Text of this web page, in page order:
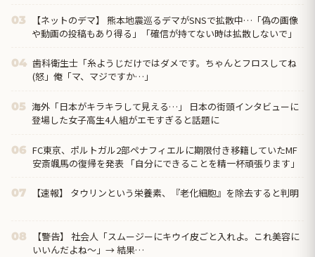
03
【ネットのデマ】 熊本地震巡るデマがSNSで拡散中…「偽の画像
や動画の投稿もあり得る」「確信が持てない時は拡散しないで」
04 歯科衛生士「糸ようじだけではダメです。ちゃんとフロスしてね
(怒」俺「マ、マジですか…」
05 海外「日本がキラキラして見える…」 日本の街頭インタビューに
登場した女子高生4人組がエモすぎると話題に
06 FC東京、ポルトガル2部ペナフィエルに期限付き移籍していたMF
安斎颯馬の復帰を発表 「自分にできることを精一杯頑張ります」
07 【速報】 タウリンという栄養素、『老化細胞』を除去すると判明
08
【警告】 社会人「スムージーにキウイ皮ごと入れよ。これ美容に
いいんだよね〜」→ 結果…